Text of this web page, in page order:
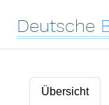
Deutsche
Übersicht